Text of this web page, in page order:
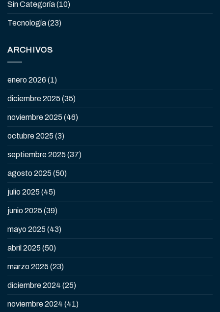
Sin Categoría(10)
Tecnología(23)
ARCHIVOS
enero 2026 (1)
diciembre 2025 (35)
noviembre 2025 (46)
octubre 2025 (3)
septiembre 2025 (37)
agosto 2025 (50)
julio 2025 (45)
junio 2025 (39)
mayo 2025 (43)
abril 2025 (50)
marzo 2025 (23)
diciembre 2024 (25)
noviembre 2024 (41)